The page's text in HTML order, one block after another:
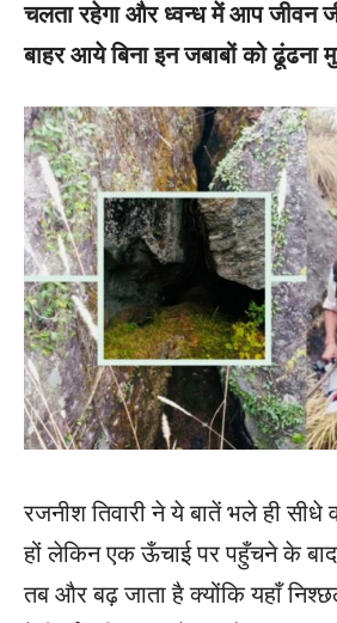
चलता रहेगा और ध्वन्ध में आप जीवन
बाहर आये बिना इन जबाबों को ढूंढना
रजनीश तिवारी ने ये बातें भले ही
हों लेकिन एक ऊँचाई पर पहुँचने के बाद
तब और बढ़ जाता है क्योंकि यहाँ